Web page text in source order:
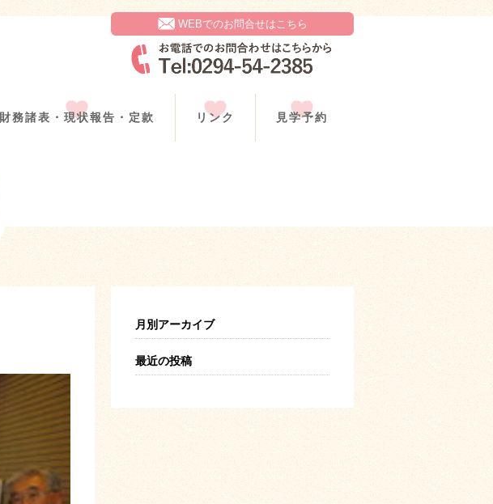
WEBでのお問合せはこちら
財務諸表・現状報告・定款 リンク 見学予約
月別アーカイブ
最近の投稿